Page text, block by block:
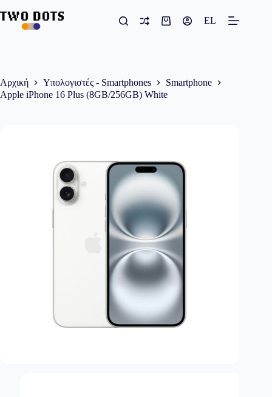
στο
περιεχόμενο
Καλάθι
EL
Αρχική Υπολογιστές - Smartphones
Smartphone
Apple iPhone 16 Plus (8GB/256GB) White